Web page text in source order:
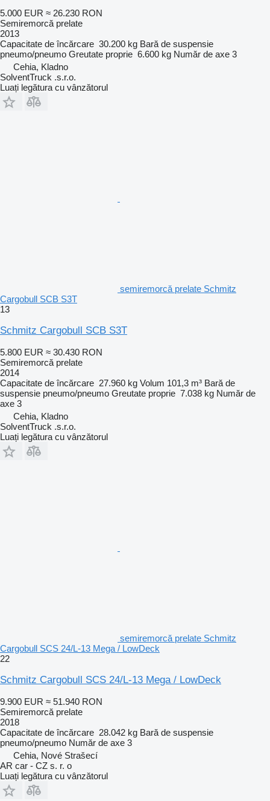
5.000 EUR ≈ 26.230 RON
Semiremorcă prelate
2013
Capacitate de încărcare 30.200 kg Bară de suspensie
pneumo/pneumo Greutate proprie 6.600 kg Număr de axe 3
Cehia, Kladno
SolventTruck .s.r.o.
Luați legătura cu vânzătorul
semiremorcă prelate Schmitz
Cargobull SCB S3T
13
Schmitz Cargobull SCB S3T
5.800 EUR ≈ 30.430 RON
Semiremorcă prelate
2014
Capacitate de încărcare 27.960 kg Volum 101,3 m³ Bară de
suspensie pneumo/pneumo Greutate proprie 7.038 kg Număr de
axe 3
Cehia, Kladno
SolventTruck .s.r.o.
Luați legătura cu vânzătorul
semiremorcă prelate Schmitz
Cargobull SCS 24/L-13 Mega / LowDeck
22
Schmitz Cargobull SCS 24/L-13 Mega / LowDeck
9.900 EUR ≈ 51.940 RON
Semiremorcă prelate
2018
Capacitate de încărcare 28.042 kg Bară de suspensie
pneumo/pneumo Număr de axe 3
Cehia, Nové Strašecí
AR car - CZ s. r. o
Luați legătura cu vânzătorul